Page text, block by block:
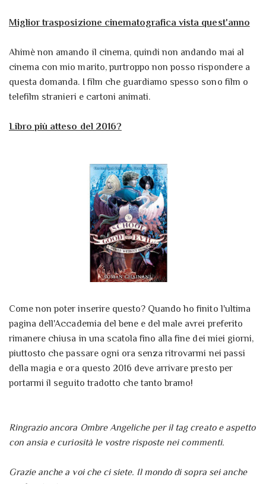
Miglior trasposizione cinematografica vista quest'anno
Ahimè non amando il cinema, quindi non andando mai al
cinema con mio marito, purtroppo non posso rispondere a
questa domanda. I film che guardiamo spesso sono film o
telefilm stranieri e cartoni animati.
Libro più atteso del 2016?
Come non poter inserire questo? Quando ho finito l'ultima
pagina dell'Accademia del bene e del male avrei preferito
rimanere chiusa in una scatola fino alla fine dei miei giorni,
piuttosto che passare ogni ora senza ritrovarmi nei passi
della magia e ora questo 2016 deve arrivare presto per
portarmi il seguito tradotto che tanto bramo!
Ringrazio ancora Ombre Angeliche per il tag creato e aspetto
con ansia e curiosità le vostre risposte nei commenti.
Grazie anche a voi che ci siete. Il mondo di sopra sei anche